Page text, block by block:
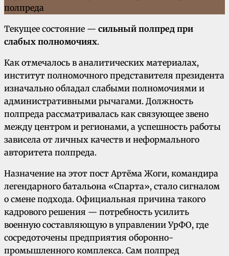
Текущее состояние — сильный полпред при
слабых полномочиях.
Как отмечалось в аналитических материалах,
институт полномочного представителя президента
изначально обладал слабыми полномочиями и
административными рычагами. Должность
полпреда рассматривалась как связующее звено
между центром и регионами, а успешность работы
зависела от личных качеств и неформального
авторитета полпреда.
Назначение на этот пост Артёма Жоги, командира
легендарного батальона «Спарта», стало сигналом
о смене подхода. Официальная причина такого
кадрового решения — потребность усилить
военную составляющую в управлении УрФО, где
сосредоточены предприятия оборонно-
промышленного комплекса. Сам полпред